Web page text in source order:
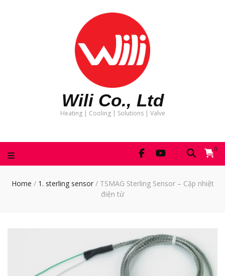
Wili Co., Ltd
Heating | Cooling | Solutions | Valve
0
Home / 1. sterling sensor / TSMAG Sterling Sensor – Cặp nhiệt
điện từ